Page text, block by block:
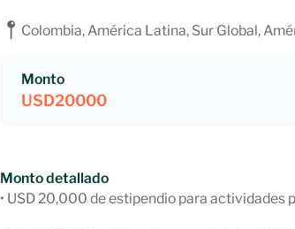
Colombia, América Latina, Sur Global,
Monto
USD20000
Monto detallado
• USD 20,000 de estipendio para